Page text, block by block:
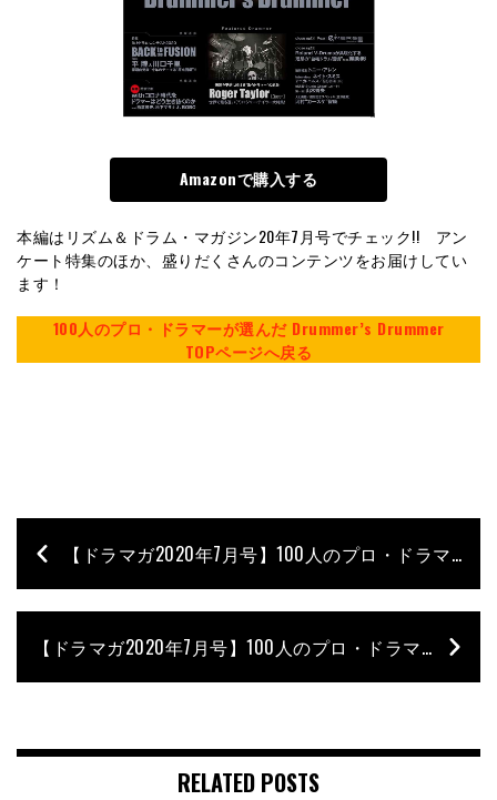
Amazonで購入する
本編はリズム＆ドラム・マガジン20年7月号でチェック!! アン
ケート特集のほか、盛りだくさんのコンテンツをお届けしてい
ます！
100人のプロ・ドラマーが選んだ Drummer’s Drummer
TOPページへ戻る
【ドラマガ2020年7月号】100人のプロ・ドラマーが選んだ Drummer’s Drummer – 伊吹文裕
【ドラマガ2020年7月号】100人のプロ・ドラマーが選んだ Drummer’s Drummer – Bunta［TOTALFAT］
RELATED POSTS